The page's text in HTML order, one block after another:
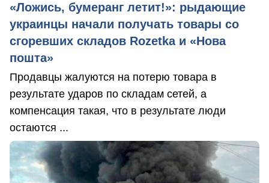
«Ложись, бумеранг летит!»: рыдающие
украинцы начали получать товары со
сгоревших складов Rozetka и «Нова
пошта»
Продавцы жалуются на потерю товара в
результате ударов по складам сетей, а
компенсация такая, что в результате люди
остаются ...